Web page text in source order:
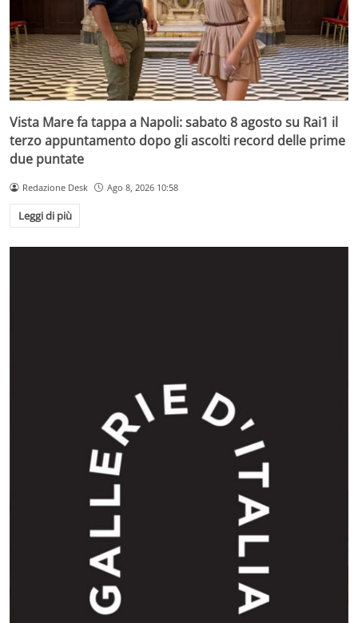
Vista Mare fa tappa a Napoli: sabato 8 agosto su Rai1 il
terzo appuntamento dopo gli ascolti record delle prime
due puntate
Redazione Desk Ago 8, 2026 10:58
Leggi di più